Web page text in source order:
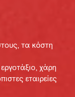
τα κόστη
χάρη
εταιρείες